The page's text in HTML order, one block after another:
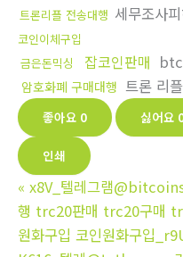
트론리플 전송대행 세무조사
코인이체구입
금은돈믹싱
잡코인판매
암호화폐 구매대행 트론 리
좋아요 0 싫어요
인쇄
« x8V_텔레그램
행 trc20판매 trc20구매
원화구입 코인원화구입